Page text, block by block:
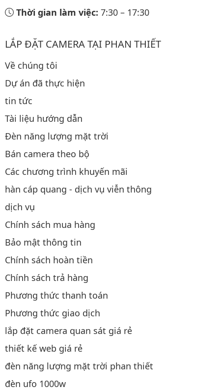
Thời gian làm việc: 7:30 – 17:30
LẮP ĐẶT CAMERA TẠI PHAN THIẾT
Về chúng tôi
Dự án đã thực hiện
tin tức
Tài liệu hướng dẫn
Đèn năng lượng mặt trời
Bán camera theo bộ
Các chương trình khuyến mãi
hàn cáp quang - dịch vụ viễn thông
dịch vụ
Chính sách mua hàng
Bảo mật thông tin
Chính sách hoàn tiền
Chính sách trả hàng
Phương thức thanh toán
Phương thức giao dịch
lắp đặt camera quan sát giá rẻ
thiết kế web giá rẻ
đèn năng lượng mặt trời phan thiết
đèn ufo 1000w